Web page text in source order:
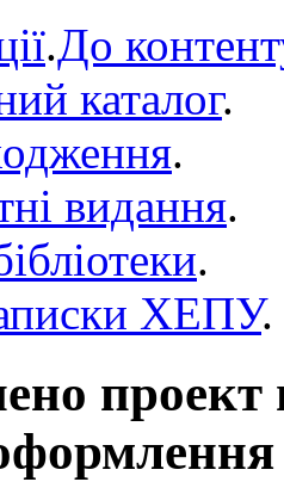
.До
каталог.
.
видання.
.
ХЕПУ.
проект